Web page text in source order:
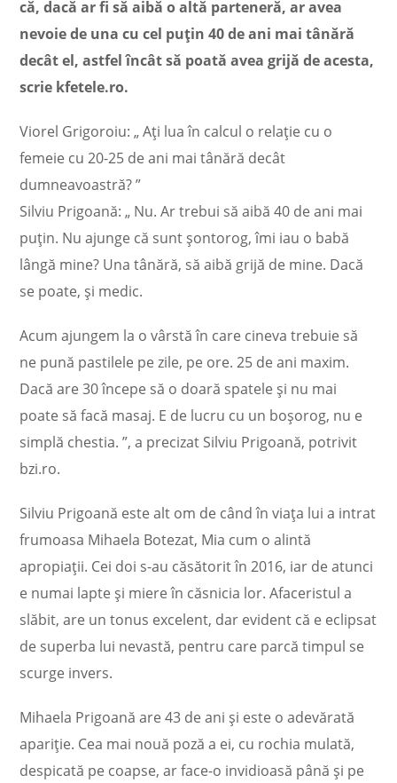
că, dacă ar fi să aibă o altă parteneră, ar avea
nevoie de una cu cel puțin 40 de ani mai tânără
decât el, astfel încât să poată avea grijă de acesta,
scrie kfetele.ro.
Viorel Grigoroiu: „ Ați lua în calcul o relație cu o
femeie cu 20-25 de ani mai tânără decât
dumneavoastră? ”
Silviu Prigoană: „ Nu. Ar trebui să aibă 40 de ani mai
puțin. Nu ajunge că sunt șontorog, îmi iau o babă
lângă mine? Una tânără, să aibă grijă de mine. Dacă
se poate, și medic.
Acum ajungem la o vârstă în care cineva trebuie să
ne pună pastilele pe zile, pe ore. 25 de ani maxim.
Dacă are 30 începe să o doară spatele și nu mai
poate să facă masaj. E de lucru cu un boșorog, nu e
simplă chestia. ”, a precizat Silviu Prigoană, potrivit
bzi.ro.
Silviu Prigoană este alt om de când în viața lui a intrat
frumoasa Mihaela Botezat, Mia cum o alintă
apropiații. Cei doi s-au căsătorit în 2016, iar de atunci
e numai lapte și miere în căsnicia lor. Afaceristul a
slăbit, are un tonus excelent, dar evident că e eclipsat
de superba lui nevastă, pentru care parcă timpul se
scurge invers.
Mihaela Prigoană are 43 de ani și este o adevărată
apariție. Cea mai nouă poză a ei, cu rochia mulată,
despicată pe coapse, ar face-o invidioasă până și pe